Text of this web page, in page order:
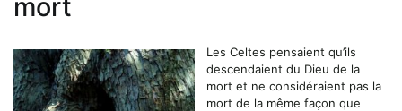
mort
Les Celtes pensaient qu’ils
descendaient du Dieu de la
mort et ne considéraient pas la
mort de la même façon que